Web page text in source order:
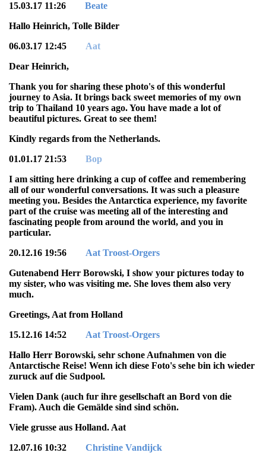
15.03.17 11:26 Beate
Hallo Heinrich, Tolle Bilder
06.03.17 12:45
Aat
Dear Heinrich,
Thank you for sharing these photo's of this wonderful
journey to Asia. It brings back sweet memories of my own
trip to Thailand 10 years ago. You have made a lot of
beautiful pictures. Great to see them!
Kindly regards from the Netherlands.
01.01.17 21:53 Bop
I am sitting here drinking a cup of coffee and remembering
all of our wonderful conversations. It was such a pleasure
meeting you. Besides the Antarctica experience, my favorite
part of the cruise was meeting all of the interesting and
fascinating people from around the world, and you in
particular.
20.12.16 19:56 Aat Troost-Orgers
Gutenabend Herr Borowski, I show your pictures today to
my sister, who was visiting me. She loves them also very
much.
Greetings, Aat from Holland
15.12.16 14:52
Aat Troost-Orgers
Hallo Herr Borowski, sehr schone Aufnahmen von die
Antarctische Reise! Wenn ich diese Foto's sehe bin ich wieder
zuruck auf die Sudpool.
Vielen Dank (auch fur ihre gesellschaft an Bord von die
Fram). Auch die Gemälde sind sind schön.
Viele grusse aus Holland. Aat
12.07.16 10:32
Christine Vandijck